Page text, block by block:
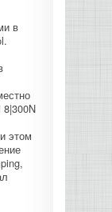
в
этом